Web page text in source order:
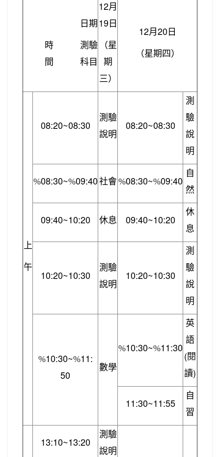
日期
時
測驗
間
科 目
12月
19日
（星
期
三）
12月 20日
（星期四）
上
午
08:20~08:30
測驗
說明
08:20~08:30
測
驗
說
明
%08:30~%09:40社會%08:30~%09:40
自
然
09:40~10:20 休息 09:40~10:20
休
息
10:20~10:30
測驗
說明
10:20~10:30
測
驗
說
明
%10:30~%11:
50
數學
%10:30~%11:30
英
語
(閱
讀)
11:30~11:55
自
習
13:10~13:20
測驗
說明